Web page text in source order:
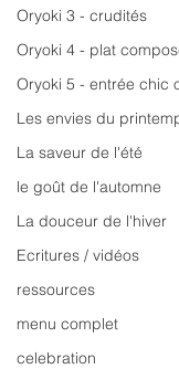
Oryoki 3 - crudités
Oryoki 4 - plat
Oryoki 5 - entrée chic
Les envies du
La saveur de l'été
le goût de l'automne
La douceur de l'hiver
Ecritures / vidéos
ressources
menu complet
celebration